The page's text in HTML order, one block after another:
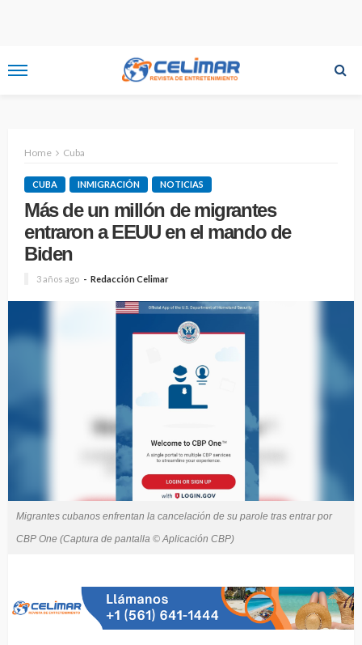
Home Cuba
CUBA INMIGRACIÓN NOTICIAS
Más de un millón de migrantes
entraron a EEUU en el mando de
Biden
3 años ago Redacción Celimar
Migrantes cubanos enfrentan la cancelación de su parole tras entrar por
CBP One (Captura de pantalla © Aplicación CBP)